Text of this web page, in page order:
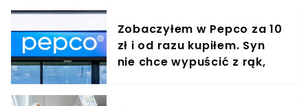
Zobaczyłem w Pepco za 10
zł i od razu kupiłem. Syn
nie chce wypuścić z rąk,